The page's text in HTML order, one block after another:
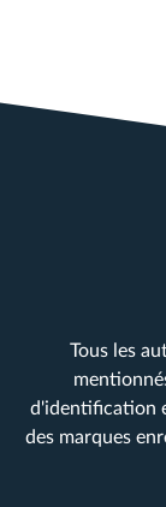
Tous les
d'identification
des marques